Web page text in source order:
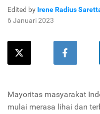
Edited by Irene Radius
6 Januari 2023
Mayoritas masyarakat
mulai merasa lihai dan